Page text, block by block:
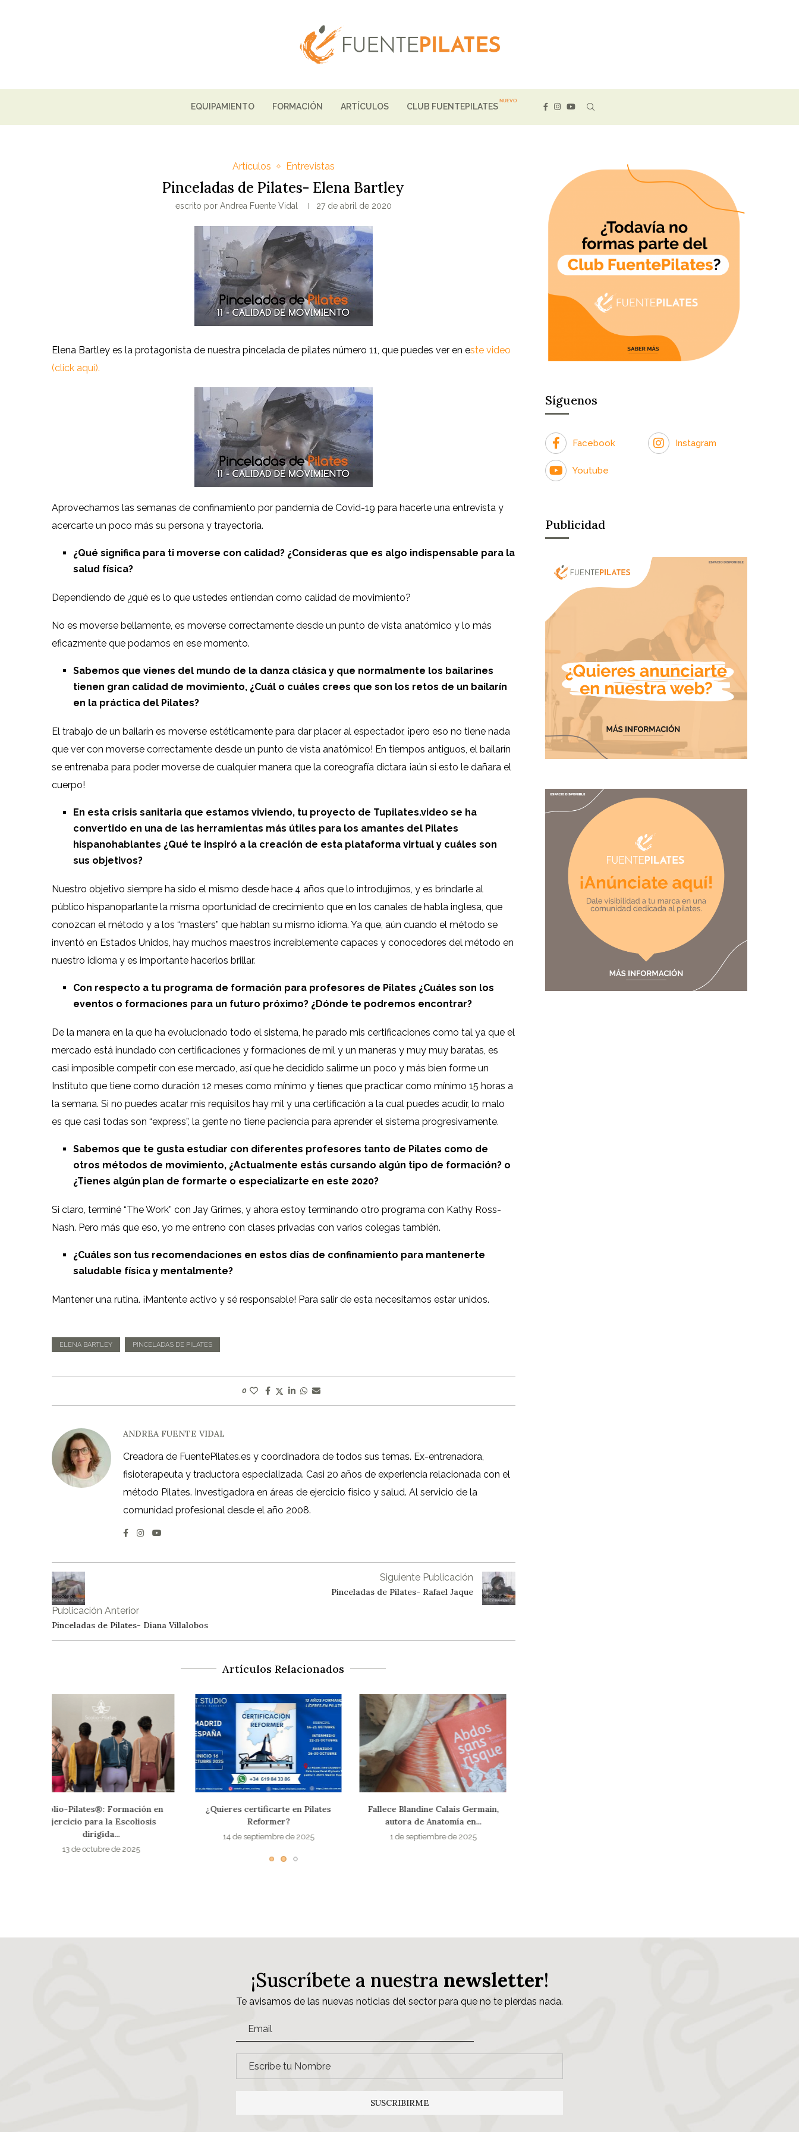
EQUIPAMIENTO FORMACIÓN ARTÍCULOS CLUB FUENTEPILATES
Artículos Entrevistas
Pinceladas de Pilates- Elena Bartley
escrito por Andrea Fuente Vidal 27 de abril de 2020
Elena Bartley es la protagonista de nuestra pincelada de pilates número 11, que puedes ver en este video
(click aquí).
Aprovechamos las semanas de confinamiento por pandemia de Covid-19 para hacerle una entrevista y
acercarte un poco más su persona y trayectoria.
¿Qué significa para ti moverse con calidad? ¿Consideras que es algo indispensable para la
salud física?
Dependiendo de ¿qué es lo que ustedes entiendan como calidad de movimiento?
No es moverse bellamente, es moverse correctamente desde un punto de vista anatómico y lo más
eficazmente que podamos en ese momento.
Sabemos que vienes del mundo de la danza clásica y que normalmente los bailarines
tienen gran calidad de movimiento, ¿Cuál o cuáles crees que son los retos de un bailarín
en la práctica del Pilates?
El trabajo de un bailarín es moverse estéticamente para dar placer al espectador, ¡pero eso no tiene nada
que ver con moverse correctamente desde un punto de vista anatómico! En tiempos antiguos, el bailarín
se entrenaba para poder moverse de cualquier manera que la coreografía dictara ¡aún si esto le dañara el
cuerpo!
En esta crisis sanitaria que estamos viviendo, tu proyecto de Tupilates.video se ha
convertido en una de las herramientas más útiles para los amantes del Pilates
hispanohablantes ¿Qué te inspiró a la creación de esta plataforma virtual y cuáles son
sus objetivos?
Nuestro objetivo siempre ha sido el mismo desde hace 4 años que lo introdujimos, y es brindarle al
público hispanoparlante la misma oportunidad de crecimiento que en los canales de habla inglesa, que
conozcan el método y a los “masters” que hablan su mismo idioma. Ya que, aún cuando el método se
inventó en Estados Unidos, hay muchos maestros increíblemente capaces y conocedores del método en
nuestro idioma y es importante hacerlos brillar.
Con respecto a tu programa de formación para profesores de Pilates ¿Cuáles son los
eventos o formaciones para un futuro próximo? ¿Dónde te podremos encontrar?
De la manera en la que ha evolucionado todo el sistema, he parado mis certificaciones como tal ya que el
mercado está inundado con certificaciones y formaciones de mil y un maneras y muy muy baratas, es
casi imposible competir con ese mercado, así que he decidido salirme un poco y más bien forme un
Instituto que tiene como duración 12 meses como mínimo y tienes que practicar como mínimo 15 horas a
la semana. Si no puedes acatar mis requisitos hay mil y una certificación a la cual puedes acudir, lo malo
es que casi todas son “express”, la gente no tiene paciencia para aprender el sistema progresivamente.
Sabemos que te gusta estudiar con diferentes profesores tanto de Pilates como de
otros métodos de movimiento, ¿Actualmente estás cursando algún tipo de formación? o
¿Tienes algún plan de formarte o especializarte en este 2020?
Si claro, terminé “The Work” con Jay Grimes, y ahora estoy terminando otro programa con Kathy Ross-
Nash. Pero más que eso, yo me entreno con clases privadas con varios colegas también.
¿Cuáles son tus recomendaciones en estos días de confinamiento para mantenerte
saludable física y mentalmente?
Mantener una rutina. ¡Mantente activo y sé responsable! Para salir de esta necesitamos estar unidos.
ELENA BARTLEY PINCELADAS DE PILATES
0
ANDREA FUENTE VIDAL
Creadora de FuentePilates.es y coordinadora de todos sus temas. Ex-entrenadora,
fisioterapeuta y traductora especializada. Casi 20 años de experiencia relacionada con el
método Pilates. Investigadora en áreas de ejercicio físico y salud. Al servicio de la
comunidad profesional desde el año 2008.
Publicación Anterior
Pinceladas de Pilates- Diana Villalobos
Siguiente Publicación
Pinceladas de Pilates- Rafael Jaque
Artículos Relacionados
¿Quieres certificarte en Pilates
Reformer?
14 de septiembre de 2025
Fallece Blandine Calais Germain,
autora de Anatomía en...
1 de septiembre de 2025
4ª Edic. Curso Online Suelo Pélvico
4 de febrero de 2025
Síguenos
Facebook Instagram
Youtube
Publicidad
¡Suscríbete a nuestra newsletter!
Te avisamos de las nuevas noticias del sector para que no te pierdas nada.
SUSCRIBIRME